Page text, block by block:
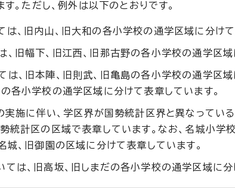
。ただし、例外は以下のとおりです。
、旧内山、旧大和の各小学校の通学区域に分けて
旧幅下、旧江西、旧那古野の各小学校の通学区域
、旧本陣、旧則武、旧亀島の各小学校の通学区
各小学校の通学区域に分けて表章しています。
施に伴い、学区界が国勢統計区界と異なっている
統計区の区域で表章しています。なお、名城小学
城、旧御園の区域に分けて表章しています。
は、旧高坂、旧しまだの各小学校の通学区域に分